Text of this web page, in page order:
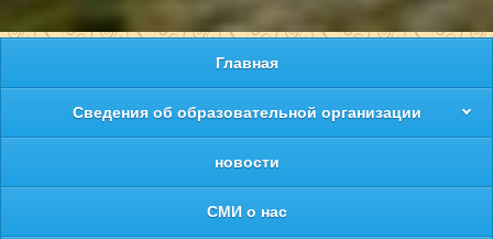
Главная
Сведения об образовательной организации
новости
СМИ о нас